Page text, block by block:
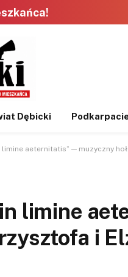
Dębicki
limine aeternitatis” — muzyczny
limine
i